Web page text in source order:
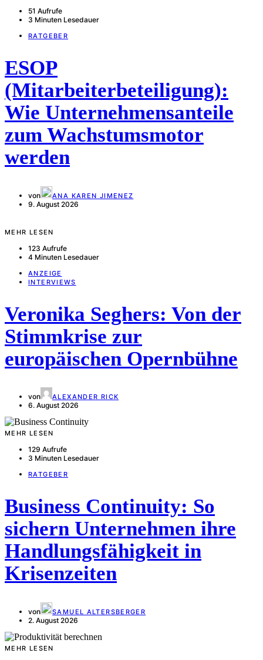
51 Aufrufe
3 Minuten Lesedauer
RATGEBER
ESOP
(Mitarbeiterbeteiligung):
Wie Unternehmensanteile
zum Wachstumsmotor
werden
von ANA KAREN JIMENEZ
9. August 2026
MEHR LESEN
123 Aufrufe
4 Minuten Lesedauer
ANZEIGE
INTERVIEWS
Veronika Seghers: Von der
Stimmkrise zur
europäischen Opernbühne
von ALEXANDER RICK
6. August 2026
MEHR LESEN
129 Aufrufe
3 Minuten Lesedauer
RATGEBER
Business Continuity: So
sichern Unternehmen ihre
Handlungsfähigkeit in
Krisenzeiten
von SAMUEL ALTERSBERGER
2. August 2026
MEHR LESEN